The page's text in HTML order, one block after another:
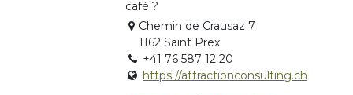
café ?
Chemin de Crausaz 7
1162 Saint Prex
+41 76 587 12 20
https://attractionconsulting.ch